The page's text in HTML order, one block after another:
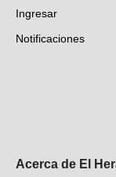
Deportes
Videos
Ingresar
Notificaciones
Acerca de El